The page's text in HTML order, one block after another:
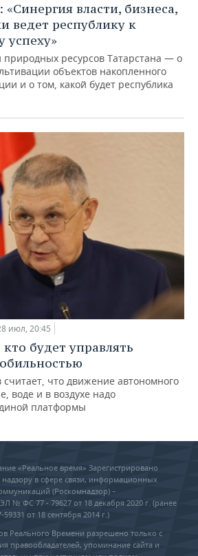
власти, бизнеса,
ведет республику к
успеху»
природных ресурсов Татарстана — о
объектов накопленного
и о том, какой будет республика
июл, 20:45
будет управлять
что движение автономного
воде и в воздухе надо
платформы
«Реальное время» Зарегистрировано
в сфере связи, информационных
(Роскомнадзор) –
№ ФС 77 - 79627 от 18 декабря 2020 г. (ранее
от 18 сентября 2014 г.)
Реального Времени разрешено только с
правообладателей, упоминание сайта и